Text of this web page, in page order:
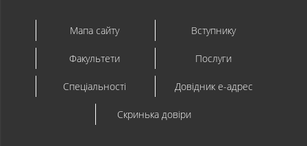
Мапа сайту Вступнику
Факультети Послуги
Спеціальності Довідник e-адрес
Скринька довіри